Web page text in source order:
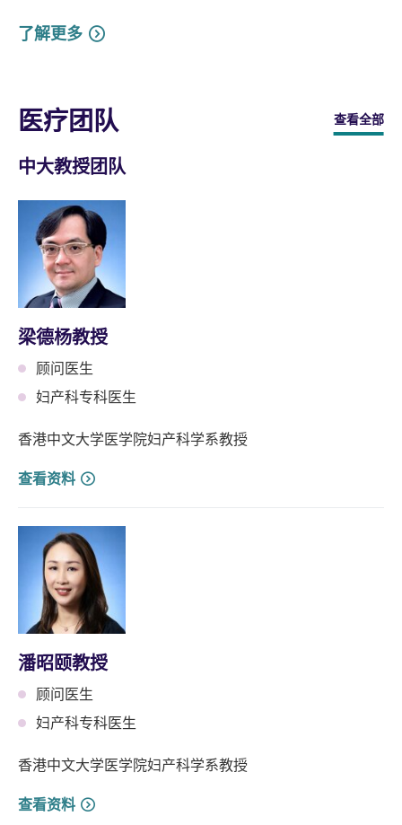
了解更多
医疗团队 查看全部
中大教授团队
梁德杨教授
顾问医生
妇产科专科医生
香港中文大学医学院妇产科学系教授
查看资料
潘昭颐教授
顾问医生
妇产科专科医生
香港中文大学医学院妇产科学系教授
查看资料